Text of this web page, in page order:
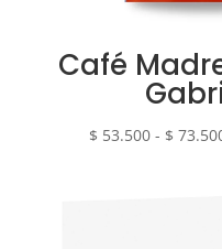
Café
$ 53.500 - $